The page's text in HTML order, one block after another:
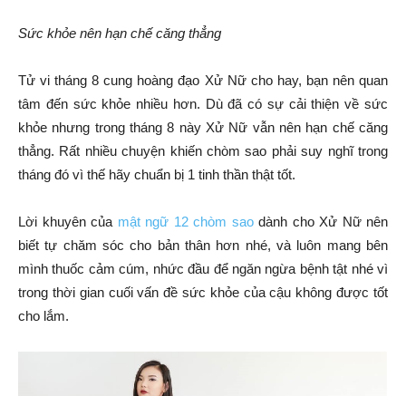
Sức khỏe nên hạn chế căng thẳng
Tử vi tháng 8 cung hoàng đạo Xử Nữ cho hay, bạn nên quan
tâm đến sức khỏe nhiều hơn. Dù đã có sự cải thiện về sức
khỏe nhưng trong tháng 8 này Xử Nữ vẫn nên hạn chế căng
thẳng. Rất nhiều chuyện khiến chòm sao phải suy nghĩ trong
tháng đó vì thế hãy chuẩn bị 1 tinh thần thật tốt.
Lời khuyên của mật ngữ 12 chòm saodành cho Xử Nữ nên
biết tự chăm sóc cho bản thân hơn nhé, và luôn mang bên
mình thuốc cảm cúm, nhức đầu để ngăn ngừa bệnh tật nhé vì
trong thời gian cuối vấn đề sức khỏe của cậu không được tốt
cho lắm.